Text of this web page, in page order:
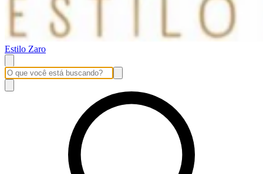
Estilo Zaro